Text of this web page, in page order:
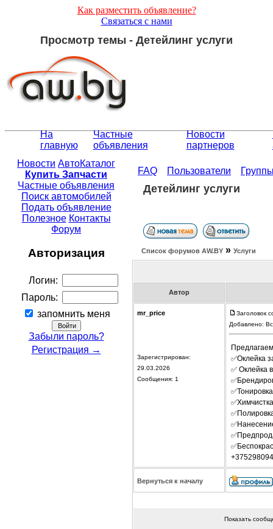
Как разместить объявление?
Связаться с нами
Просмотр темы - Детейлинг услуги
На
главную
Частные
объявления
Новости
партнеров
Новости АвтоКаталог
Купить Запчасти
Частные объявления
Поиск автомобилей
Подать объявление
Полезное Контакты
Форум
Авторизация
Логин:
Пароль:
запомнить меня
Забыли пароль?
Регистрация →
FAQ Пользователи
Детейлинг услуги
Список форумов АW.BY » Услуги
Автор
mr_price
Зарегистрирован:
29.03.2026
Сообщения: 1
Заголовок
Добавлено:
✅Оклейка
✅ Оклейка
✅Тонировка
Вернуться к началу
Показать